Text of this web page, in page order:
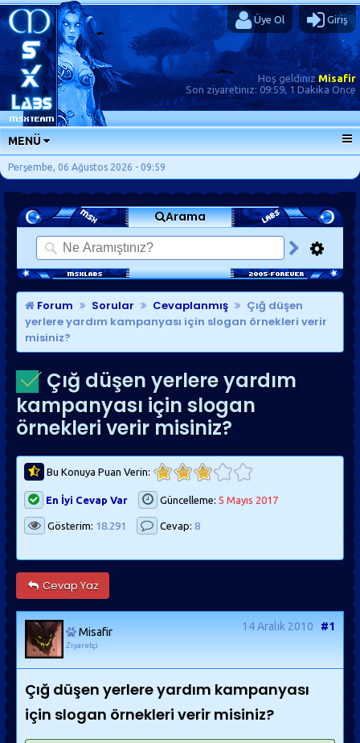
Üye Ol Giriş
Hoş geldinizMisafir
Son ziyaretiniz: 09:59, 1 Dakika Önce
MENÜ
ANA SAYFA
FORUMLAR
SORU-CEVAP
GÜNLÜKLER
SON MESAJLAR
KISAYOLLAR
Perşembe, 06 Ağustos 2026 - 09:59
Arama
Forum Sorular Cevaplanmış
Çığ düşen
yerlere yardım kampanyası için slogan örnekleri verir
misiniz?
Çığ düşen yerlere yardım
kampanyası için slogan
örnekleri verir misiniz?
Bu Konuya Puan Verin:
En İyi Cevap Var Güncelleme: 5 Mayıs 2017
Gösterim: 18.291 Cevap: 8
Cevap Yaz
Misafir
Ziyaretçi
14 Aralık 2010 #1
Çığ düşen yerlere yardım kampanyası
için slogan örnekleri verir misiniz?